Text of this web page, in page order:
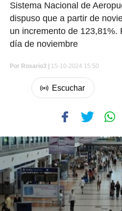
Sistema Nacional de
dispuso que a partir de
un incremento de 123,81%.
día de noviembre
Por Rosario3 | 15-10-2024 15:50